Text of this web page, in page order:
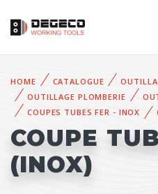
HOME CATALOGUE
OUTILLAGE PLOMBERIE
COUPES TUBES FER - INOX
COUPE
(INOX)